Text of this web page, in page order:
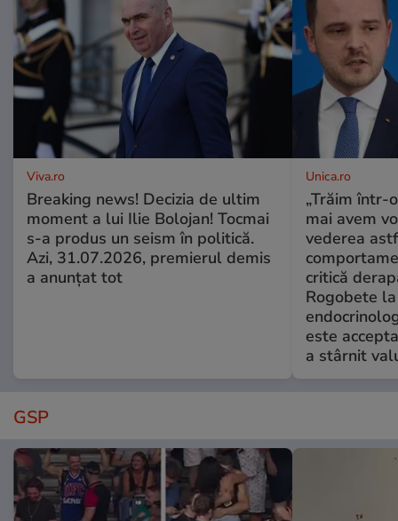
Viva.ro
Breaking news! Decizia de ultim
moment a lui Ilie Bolojan! Tocmai
s-a produs un seism în politică.
Azi, 31.07.2026, premierul demis
a anunțat tot
Unica.ro
„Trăim într-
mai avem
vederea
critică
Rogobete
este
a stârnit
GSP